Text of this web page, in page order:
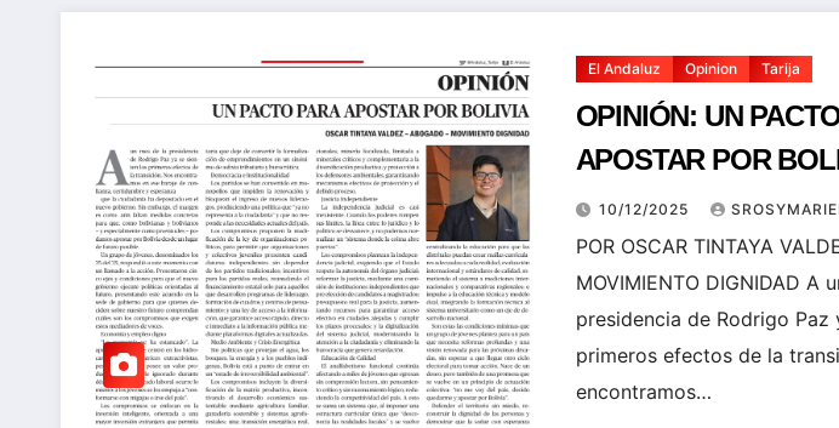
El Andaluz Opinion Tarija
OPINIÓN: UN
APOSTAR POR
10/12/2025
POR OSCAR TINTAYA
MOVIMIENTO DIGNIDAD A
presidencia de Rodrigo Paz
primeros efectos de la
encontramos…